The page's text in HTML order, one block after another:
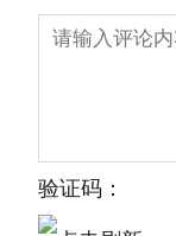
验证码：